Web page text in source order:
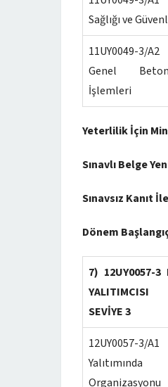
Sağlığı ve
11UY0049-3/A2
Genel
İşlemleri
Yeterlilik İçin
Sınavlı Belge
Sınavsız Kanıt
Dönem
7) 12UY0057-3
YALITIMCISI
SEVİYE 3
12UY0057-3/A1
Organizasyonu